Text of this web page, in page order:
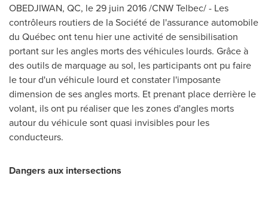
OBEDJIWAN, QC, le 29 juin 2016 /CNW Telbec/ - Les
contrôleurs routiers de la Société de l'assurance automobile
du Québec ont tenu hier une activité de sensibilisation
portant sur les angles morts des véhicules lourds. Grâce à
des outils de marquage au sol, les participants ont pu faire
le tour d'un véhicule lourd et constater l'imposante
dimension de ses angles morts. Et prenant place derrière le
volant, ils ont pu réaliser que les zones d'angles morts
autour du véhicule sont quasi invisibles pour les
conducteurs.
Dangers aux intersections